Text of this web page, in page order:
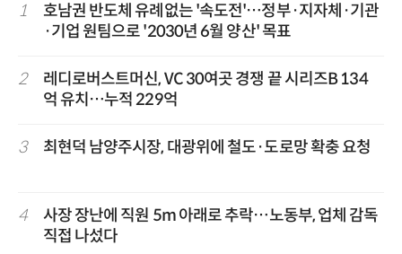
1
호남권 반도체 유례없는 '속도전'…정부·지자체·기관
·기업 원팀으로 '2030년 6월 양산' 목표
2
레디로버스트머신, VC 30여곳 경쟁 끝 시리즈B 134
억 유치…누적 229억
3 최현덕 남양주시장, 대광위에 철도·도로망 확충 요청
4
사장 장난에 직원 5m 아래로 추락…노동부, 업체 감독
직접 나섰다